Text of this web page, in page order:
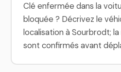
Clé enfermée dans la
bloquée ? Décrivez le
localisation à Sourbrodt;
sont confirmés avant